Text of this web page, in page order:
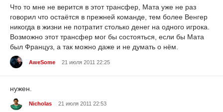
Что то мне не верится в этот трансфер, Мата уже не раз
говорил что остаётся в прежней команде, тем более Венгер
никогда в жизни не потратит столько денег на одного игрока.
Возможно этот трансфер мог бы состояться, если бы Мата
был Француз, а так можно даже и не думать о нём.
AweSome 21 июля 2011 22:25
нужен.
Nicholas 21 июля 2011 22:53